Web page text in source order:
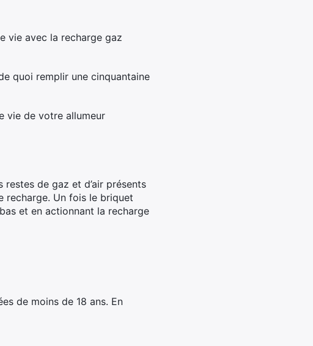
vie avec la recharge gaz
quoi remplir une cinquantaine
vie de votre allumeur
de gaz et d’air présents
recharge. Un fois le briquet
et en actionnant la recharge
de moins de 18 ans. En